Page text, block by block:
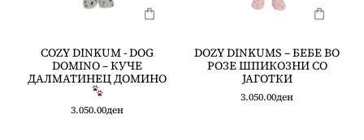
COZY DINKUM - DOG
DOMINO – КУЧЕ
ДАЛМАТИНЕЦ ДОМИНО
3.050.00ден
DOZY DINKUMS – БЕБЕ ВО
РОЗЕ ШПИКОЗНИ СО
ЈАГОТКИ
3.050.00ден